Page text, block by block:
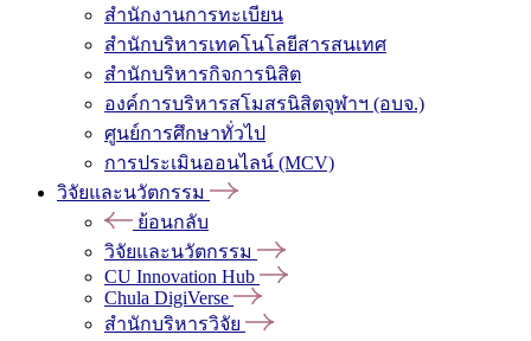
สำนักงานการทะเบียน
สำนักบริหารเทคโนโลยีสารสนเทศ
สำนักบริหารกิจการนิสิต
องค์การบริหารสโมสรนิสิตจุฬาฯ (อบจ.)
ศูนย์การศึกษาทั่วไป
การประเมินออนไลน์ (MCV)
วิจัยและนวัตกรรม
ย้อนกลับ
วิจัยและนวัตกรรม
CU Innovation Hub
Chula DigiVerse
สำนักบริหารวิจัย